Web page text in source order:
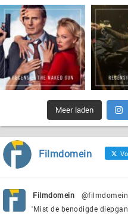
Meer laden
Filmdomein
Filmdomein @filmdomein
'Mist de benodigde